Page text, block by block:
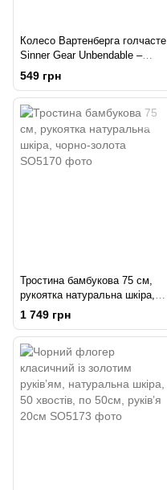
Колесо Вартенберга голчасте
Sinner Gear Unbendable –
Pinwheel 1-Wheel Black
549 грн
Тростина бамбукова 75 см,
рукоятка натуральна шкіра,
чорно-золота
1 749 грн